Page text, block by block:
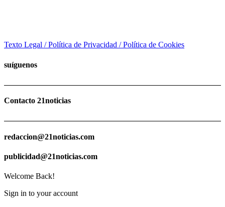
Texto Legal / Política de Privacidad / Política de Cookies
suíguenos
Contacto 21noticias
redaccion@21noticias.com
publicidad@21noticias.com
Welcome Back!
Sign in to your account